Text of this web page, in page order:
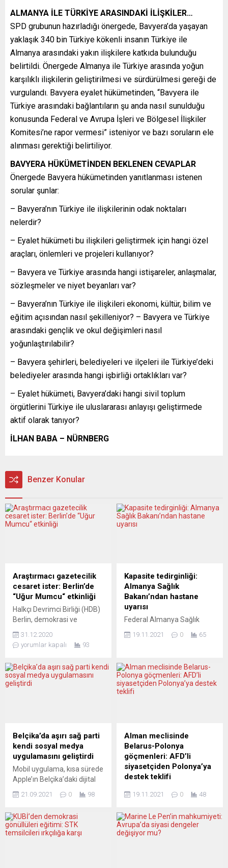
ALMANYA İLE TÜRKİYE ARASINDAKİ İLİŞKİLER…
SPD grubunun hazırladığı önergede, Bavyera’da yaşayan
yaklaşık 340 bin Türkiye kökenli insanın Türkiye ile
Almanya arasındaki yakın ilişkilere katkıda bulunduğu
belirtildi. Önergede Almanya ile Türkiye arasında yoğun
karşılıklı ilişkilerin geliştirilmesi ve sürdürülmesi gereği de
vurgulandı. Bavyera eyalet hükümetinden, “Bavyera ile
Türkiye arasındaki bağlantıların şu anda nasıl sunulduğu
konusunda Federal ve Avrupa İşleri ve Bölgesel İlişkiler
Komitesi’ne rapor vermesi” isteniyor ve bazı soruların ele
alınması gerektiği belirtiliyor.
BAVYERA HÜKÜMETİNDEN BEKLENEN CEVAPLAR
Önergede Bavyera hükümetinden yanıtlanması istenen
sorular şunlar:
– Bavyera’nın Türkiye ile ilişkilerinin odak noktaları
nelerdir?
– Eyalet hükümeti bu ilişkileri geliştirmek için hangi özel
araçları, önlemleri ve projeleri kullanıyor?
– Bavyera ve Türkiye arasında hangi istişareler, anlaşmalar,
sözleşmeler ve niyet beyanları var?
– Bavyera’nın Türkiye ile ilişkileri ekonomi, kültür, bilim ve
eğitim açısından nasıl şekilleniyor? – Bavyera ve Türkiye
arasındaki gençlik ve okul değişimleri nasıl
yoğunlaştırılabilir?
– Bavyera şehirleri, belediyeleri ve ilçeleri ile Türkiye’deki
belediyeler arasında hangi işbirliği ortaklıkları var?
– Eyalet hükümeti, Bavyera’daki hangi sivil toplum
örgütlerini Türkiye ile uluslararası anlayışı geliştirmede
aktif olarak tanıyor?
İLHAN BABA – NÜRNBERG
Benzer Konular
Araştırmacı gazetecilik
cesaret ister: Berlin’de
“Uğur Mumcu“ etkinliği
Halkçı Devrimci Birliği (HDB)
Berlin, demokrasi ve
öncülerinden gazeteci Uğur
Mumcu’yu anmak için
düzenliyor. “Araştırmacı
Gazetecilik: Bir Cesaret
salonlarında düzenlenen
etkinlikte, gazeteci ve TV
moderatörü Banu Güven
konuk olarak yer alacak.
CESUR...
31.12.2020
yorumlar kapalı
93
Kapasite tedirginliği:
Almanya Sağlık
Bakanı’ndan hastane
uyarısı
Federal Almanya Sağlık
koronavirüs (Covid-19)
hastanelerin yoğun bakım
ünitelerindeki kapasitenin
dolacağını hatırlattı. Alman
düzenlediği basın
toplantısında, Covid-19
salgınındaki duruma dair
değerlendirmelerde
bulundu. Son 4 haftada,
19.11.2021 0 65
Belçika’da aşırı sağ parti
kendi sosyal medya
uygulamasını geliştirdi
Mobil uygulama, kısa sürede
Apple’ın Belçika’daki dijital
uygulamalar arasında ikinci
sağ parti Vlaams Belang,
“sosyal medyada sansüre
21.09.2021 0 98
Alman meclisinde
Belarus-Polonya
göçmenleri: AFD’li
siyasetçiden Polonya’ya
destek teklifi
Mecliste Belarus sınırında
üzerinden Avrupa Birliği’ne
(AB) göçme arayışı içindeki
19.11.2021 0 48